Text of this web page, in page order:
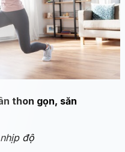
thon gọn, săn
độ